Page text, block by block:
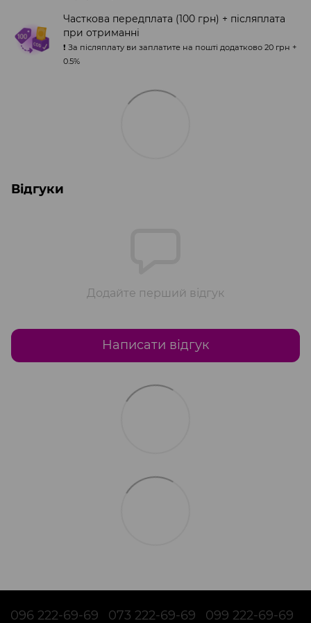
Часткова передплата (100 грн) + післяплата
при отриманні
❗️ За післяплату ви заплатите на пошті додатково 20 грн +
0.5%
Відгуки
Додайте перший відгук
Написати відгук
096 222-69-69 073 222-69-69 099 222-69-69